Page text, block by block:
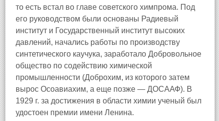
то есть встал во главе советского химпрома. Под
его руководством были основаны Радиевый
институт и Государственный институт высоких
давлений, начались работы по производству
синтетического каучука, заработало Добровольное
общество по содействию химической
промышленности (Доброхим, из которого затем
вырос Осоавиахим, а еще позже — ДОСААФ). В
1929 г. за достижения в области химии ученый был
удостоен премии имени Ленина.